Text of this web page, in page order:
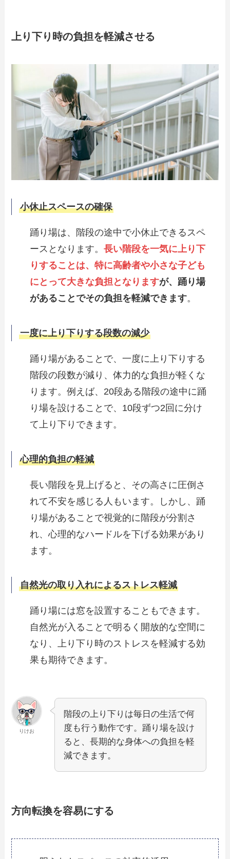
上り下り時の負担を軽減させる
小休止スペースの確保
踊り場は、階段の途中で小休止できるスペ
ースとなります。長い階段を一気に上り下
りすることは、特に高齢者や小さな子ども
にとって大きな負担となりますが、踊り場
があることでその負担を軽減できます。
一度に上り下りする段数の減少
踊り場があることで、一度に上り下りする
階段の段数が減り、体力的な負担が軽くな
ります。例えば、20段ある階段の途中に踊
り場を設けることで、10段ずつ2回に分け
て上り下りできます。
心理的負担の軽減
長い階段を見上げると、その高さに圧倒さ
れて不安を感じる人もいます。しかし、踊
り場があることで視覚的に階段が分割さ
れ、心理的なハードルを下げる効果があり
ます。
自然光の取り入れによるストレス軽減
踊り場には窓を設置することもできます。
自然光が入ることで明るく開放的な空間に
なり、上り下り時のストレスを軽減する効
果も期待できます。
りけお
階段の上り下りは毎日の生活で何
度も行う動作です。踊り場を設け
ると、長期的な身体への負担を軽
減できます。
方向転換を容易にする